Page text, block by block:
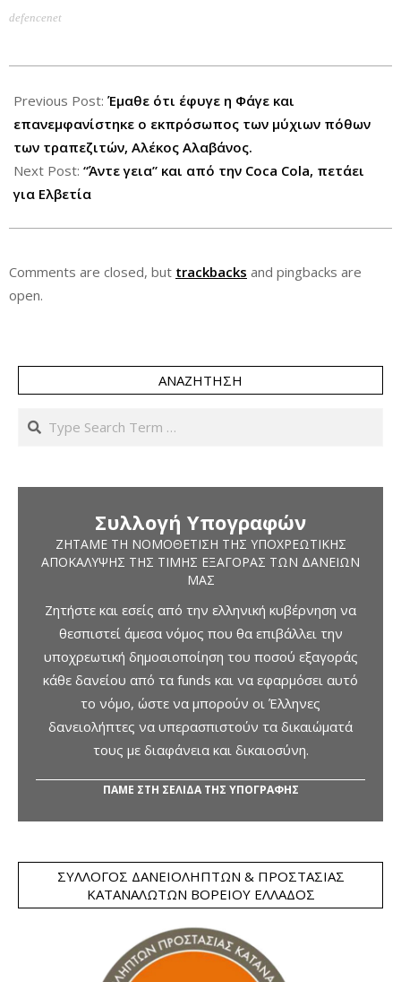
defencenet
10-
11
Previous Post: Έμαθε ότι έφυγε η Φάγε και
επανεμφανίστηκε ο εκπρόσωπος των μύχιων πόθων
των τραπεζιτών, Αλέκος Αλαβάνος.
Next Post: “Άντε γεια” και από την Coca Cola, πετάει
για Ελβετία
Comments are closed, but trackbacks and pingbacks are
open.
ΑΝΑΖΉΤΗΣΗ
Search
Συλλογή Υπογραφών
ΖΗΤΆΜΕ ΤΗ ΝΟΜΟΘΈΤΙΣΗ ΤΗΣ ΥΠΟΧΡΕΩΤΙΚΉΣ
ΑΠΟΚΆΛΥΨΗΣ ΤΗΣ ΤΙΜΉΣ ΕΞΑΓΟΡΆΣ ΤΩΝ ΔΑΝΕΊΩΝ
ΜΑΣ
Ζητήστε και εσείς από την ελληνική κυβέρνηση να
θεσπιστεί άμεσα νόμος που θα επιβάλλει την
υποχρεωτική δημοσιοποίηση του ποσού εξαγοράς
κάθε δανείου από τα funds και να εφαρμόσει αυτό
το νόμο, ώστε να μπορούν οι Έλληνες
δανειολήπτες να υπερασπιστούν τα δικαιώματά
τους με διαφάνεια και δικαιοσύνη.
ΠΑΜΕ ΣΤΗ ΣΕΛΙΔΑ ΤΗΣ ΥΠΟΓΡΑΦΗΣ
ΣΎΛΛΟΓΟΣ ΔΑΝΕΙΟΛΗΠΤΏΝ & ΠΡΟΣΤΑΣΊΑΣ
ΚΑΤΑΝΑΛΩΤΏΝ ΒΟΡΕΊΟΥ ΕΛΛΆΔΟΣ